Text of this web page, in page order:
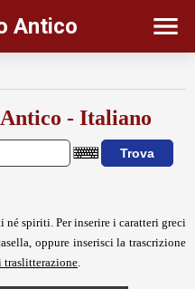
Antico
- Italiano
né spiriti. Per inserire i caratteri greci
oppure inserisci la trascrizione
traslitterazione